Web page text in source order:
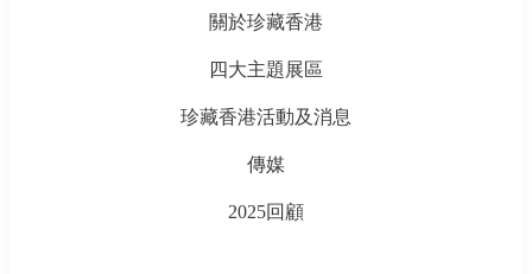
關於珍藏香港
四大主題展區
珍藏香港活動及消息
傳媒
2025回顧